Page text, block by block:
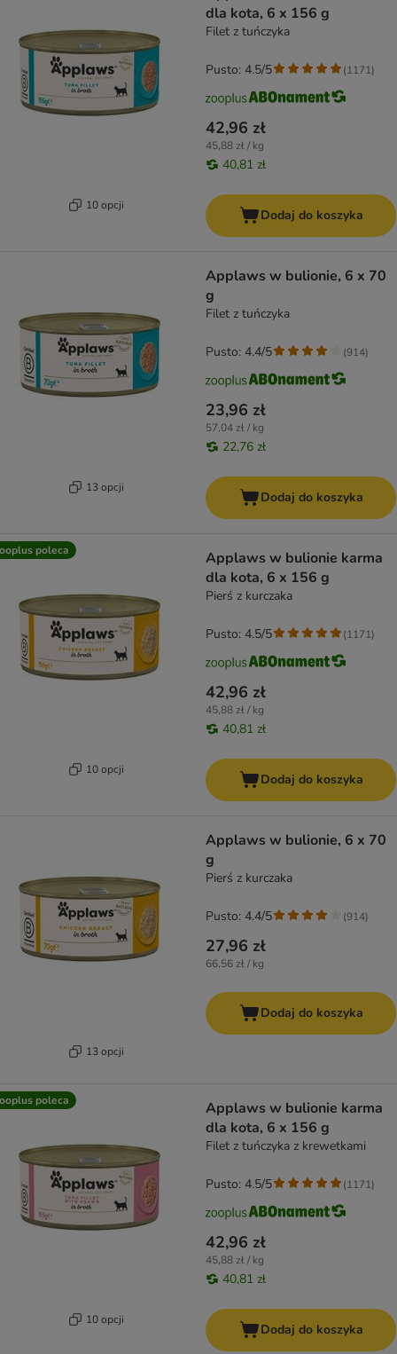
10 opcji
dla kota, 6 x 156 g
Filet z tuńczyka
42,96 zł
45,88 zł / kg
40,81 zł
Pusto: 4.5/5 (1171)
Dodaj do koszyka
13 opcji
Applaws w bulionie, 6 x 70
g
Filet z tuńczyka
23,96 zł
57,04 zł / kg
22,76 zł
Pusto: 4.4/5 (914)
Dodaj do koszyka
poleca
10 opcji
Applaws w bulionie karma
dla kota, 6 x 156 g
Pierś z kurczaka
42,96 zł
45,88 zł / kg
40,81 zł
Pusto: 4.5/5 (1171)
Dodaj do koszyka
13 opcji
Applaws w bulionie, 6 x 70
g
Pierś z kurczaka
27,96 zł
66,56 zł / kg
Pusto: 4.4/5 (914)
Dodaj do koszyka
poleca
10 opcji
Applaws w bulionie karma
dla kota, 6 x 156 g
Filet z tuńczyka z krewetkami
42,96 zł
45,88 zł / kg
40,81 zł
Pusto: 4.5/5 (1171)
Dodaj do koszyka